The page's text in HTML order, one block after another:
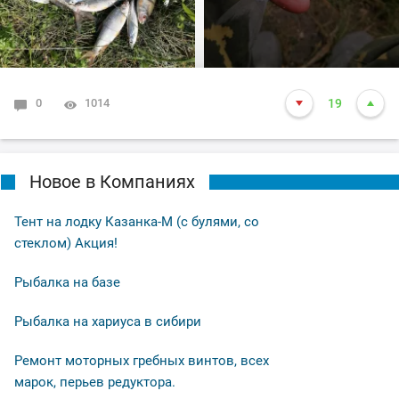
0 1014 19
Новое в Компаниях
Тент на лодку Казанка-М (с булями, со
стеклом) Акция!
Рыбалка на базе
Рыбалка на хариуса в сибири
Ремонт моторных гребных винтов, всех
марок, перьев редуктора.